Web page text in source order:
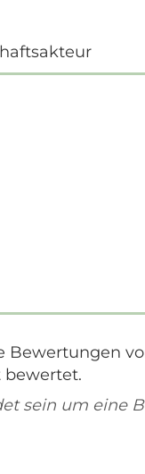
Bewertungen
bewertet.
sein um eine